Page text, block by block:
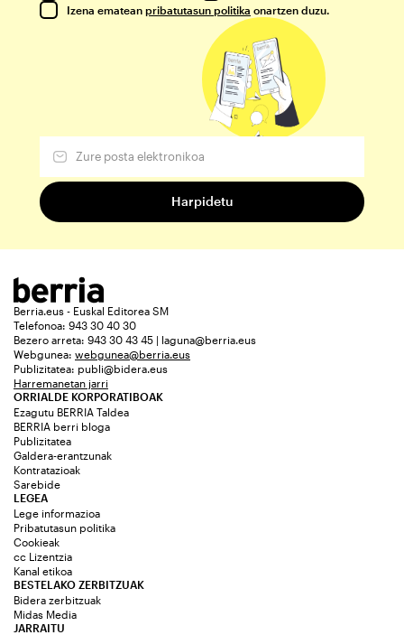
Izena ematean pribatutasun politika onartzen duzu.
Berria.eus - Euskal Editorea SM
Telefonoa: 943 30 40 30
Bezero arreta: 943 30 43 45 | laguna@berria.eus
Webgunea: webgunea@berria.eus
Publizitatea: publi@bidera.eus
Harremanetan jarri
ORRIALDE KORPORATIBOAK
Ezagutu BERRIA Taldea
BERRIA berri bloga
Publizitatea
Galdera-erantzunak
Kontratazioak
Sarebide
JARRAITU
LEGEA
Lege informazioa
Pribatutasun politika
Cookieak
cc Lizentzia
Kanal etikoa
BESTELAKO ZERBITZUAK
Bidera zerbitzuak
Midas Media